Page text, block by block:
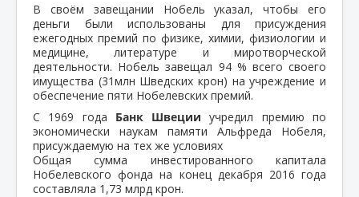
В своём завещании Нобель указал, чтобы его
деньги были использованы для присуждения
ежегодных премий по физике, химии, физиологии и
медицине, литературе и миротворческой
деятельности. Нобель завещал 94 % всего своего
имущества (31млн Шведских крон) на учреждение и
обеспечение пяти Нобелевских премий.
С 1969 года Банк Швеции учредил премию по
экономически наукам памяти Альфреда Нобеля,
присуждаемую на тех же условиях
Общая сумма инвестированного капитала
Нобелевского фонда на конец декабря 2016 года
составляла 1,73 млрд крон.